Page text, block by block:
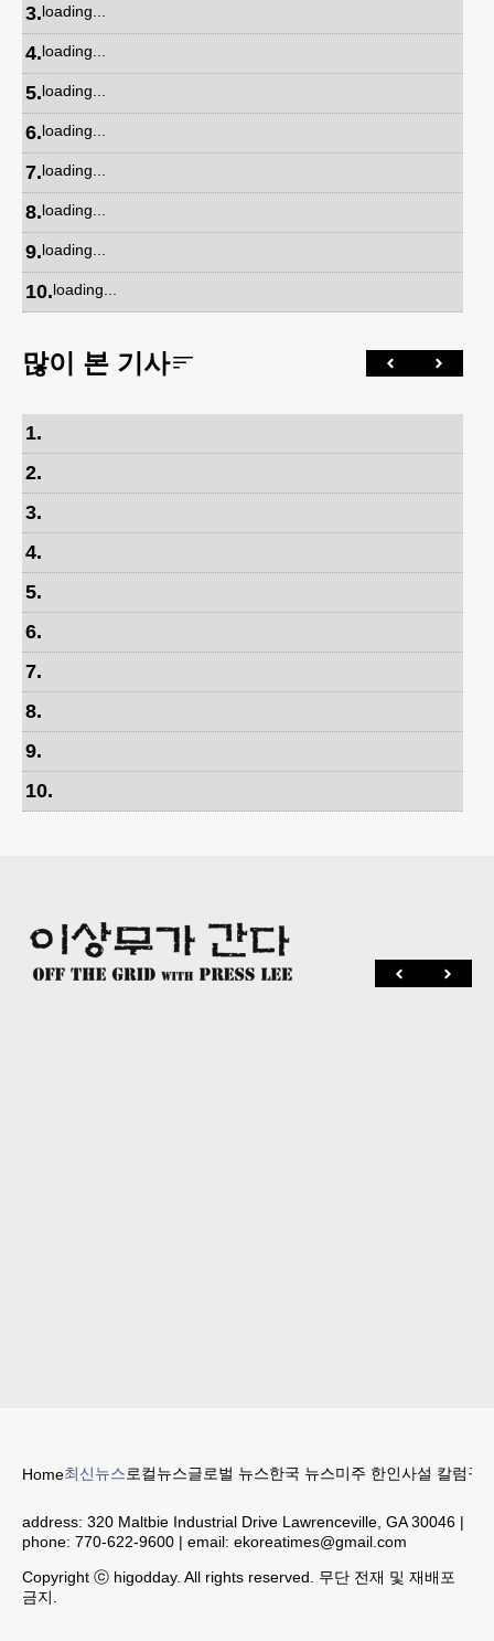
3.loading...
4.loading...
5.loading...
6.loading...
7.loading...
8.loading...
9.loading...
10.loading...
많이 본 기사
1.
2.
3.
4.
5.
6.
7.
8.
9.
10.
Home최신뉴스로컬뉴스글로벌 뉴스한국 뉴스미주 한인사설 칼럼구
address: 320 Maltbie Industrial Drive Lawrenceville, GA 30046 |
phone: 770-622-9600 | email: ekoreatimes@gmail.com
Copyright ⓒ higodday. All rights reserved. 무단 전재 및 재배포
금지.